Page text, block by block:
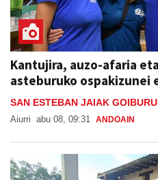
Kantujira, auzo-afaria
asteburuko ospakizunei
SAN ESTEBAN JAIAK
Aiurri abu 08, 09:31 ANDOAIN